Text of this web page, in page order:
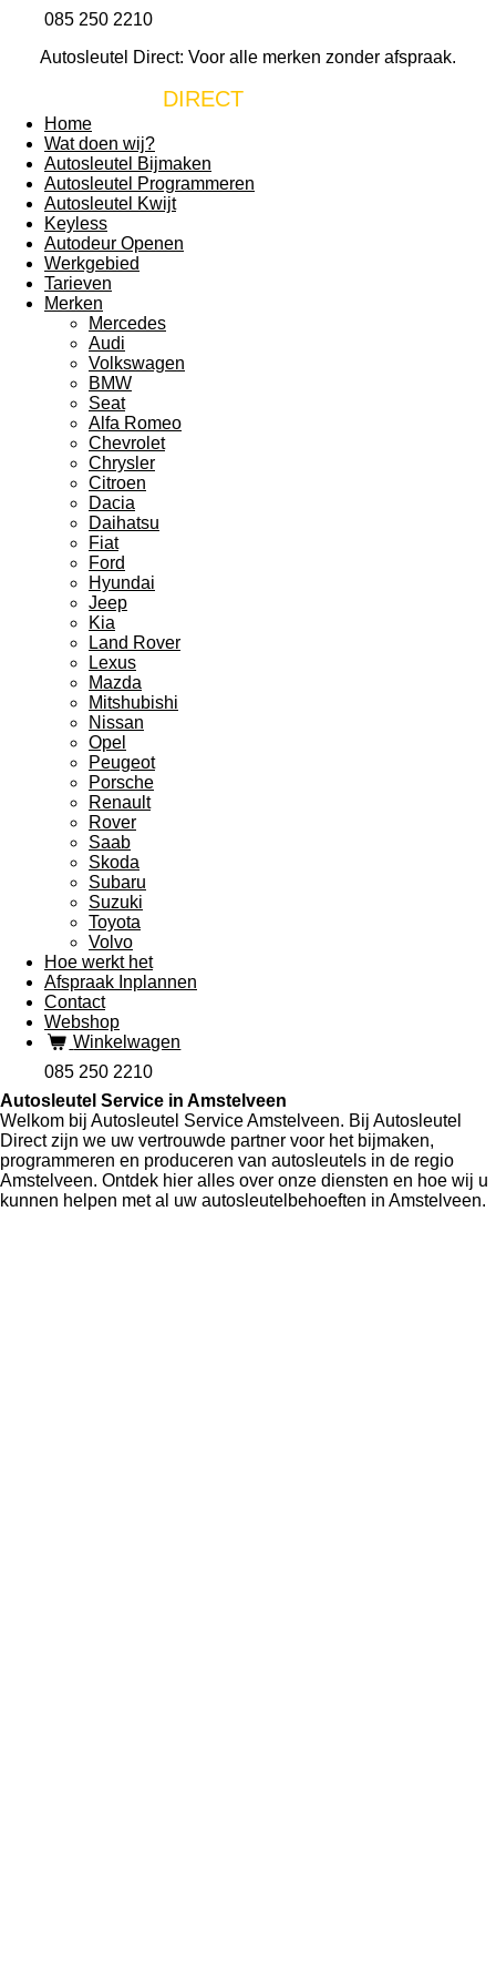
085 250 2210
Autosleutel Direct: Voor alle merken zonder afspraak.
DIRECT
Home
Wat doen wij?
Autosleutel Bijmaken
Autosleutel Programmeren
Autosleutel Kwijt
Keyless
Autodeur Openen
Werkgebied
Tarieven
Merken
Mercedes
Audi
Volkswagen
BMW
Seat
Alfa Romeo
Chevrolet
Chrysler
Citroen
Dacia
Daihatsu
Fiat
Ford
Hyundai
Jeep
Kia
Land Rover
Lexus
Mazda
Mitshubishi
Nissan
Opel
Peugeot
Porsche
Renault
Rover
Saab
Skoda
Subaru
Suzuki
Toyota
Volvo
Hoe werkt het
Afspraak Inplannen
Contact
Webshop
Winkelwagen
085 250 2210
Autosleutel Service in Amstelveen
Welkom bij Autosleutel Service Amstelveen. Bij Autosleutel
Direct zijn we uw vertrouwde partner voor het bijmaken,
programmeren en produceren van autosleutels in de regio
Amstelveen. Ontdek hier alles over onze diensten en hoe wij u
kunnen helpen met al uw autosleutelbehoeften in Amstelveen.